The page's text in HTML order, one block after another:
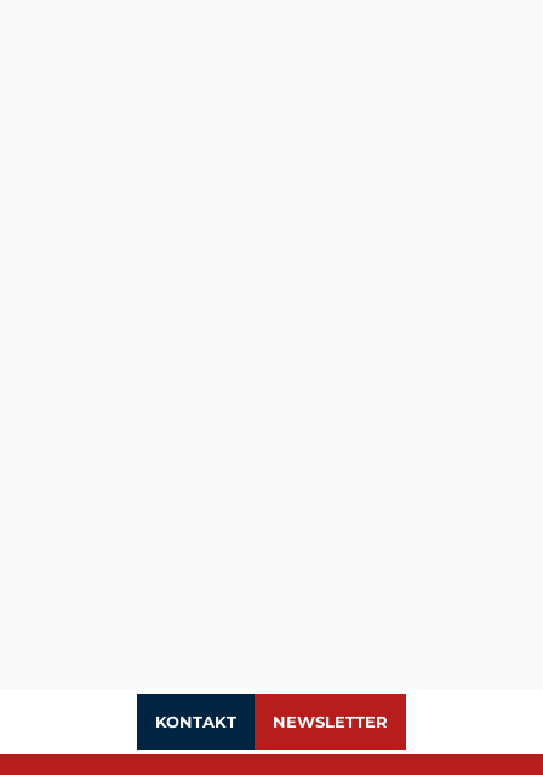
KONTAKT NEWSLETTER